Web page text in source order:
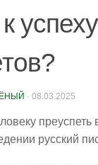
· 08.03.2025
русский